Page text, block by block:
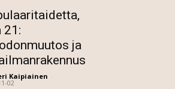
21:
ja
Kaipiainen -
02